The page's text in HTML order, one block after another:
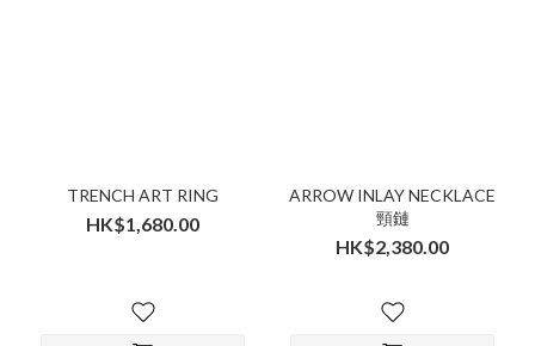
TRENCH ART RING
HK$1,680.00
ARROW INLAY NECKLACE
頸鏈
HK$2,380.00